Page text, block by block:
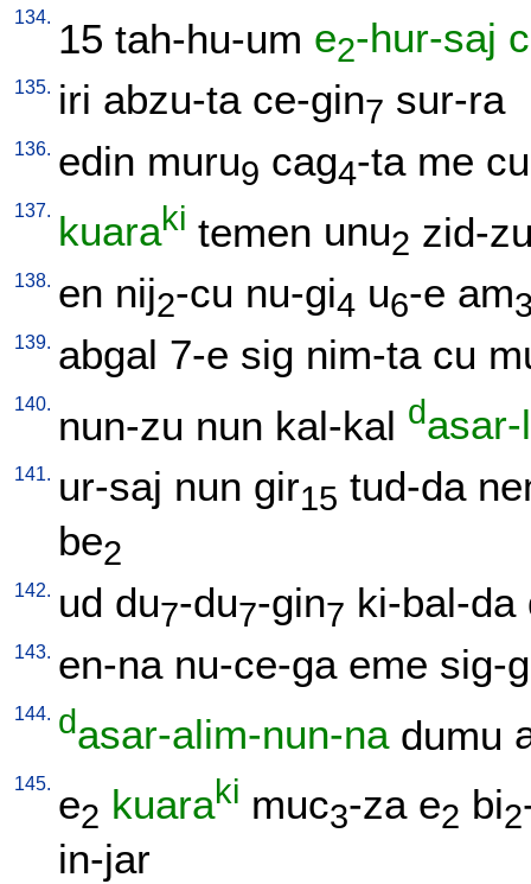
134. 15 tah-hu-um e2-hur-saj
135. iri abzu-ta ce-gin7 sur-ra
136. edin muru9 cag4-ta me cu
137. kuaraki temen unu2 zid-
138. en nij2-cu nu-gi4 u6-e am
139. abgal 7-e sig nim-ta cu
140. nun-zu nun kal-kal dasar-
141. ur-saj nun gir15 tud-da
be2
142. ud du7-du7-gin7 ki-bal-da
143. en-na nu-ce-ga eme sig-
144. dasar-alim-nun-na dumu
145. e2 kuaraki muc3-za e2 bi2
in-jar